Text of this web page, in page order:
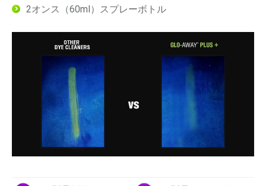
2オンス（60ml）スプレーボトル